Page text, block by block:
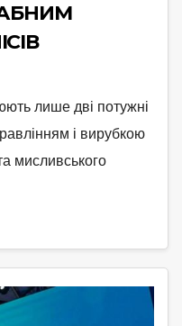
лише дві потужні
і вирубкою
мисливського